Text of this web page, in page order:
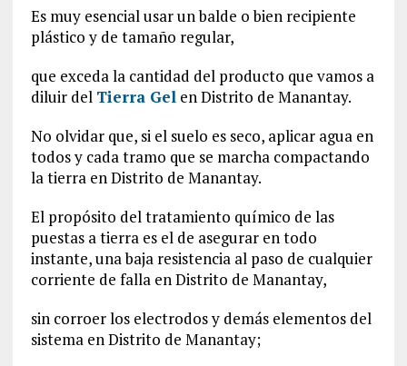
Es muy esencial usar un balde o bien recipiente
plástico y de tamaño regular,
que exceda la cantidad del producto que vamos a
diluir del Tierra Gelen Distrito de Manantay.
No olvidar que, si el suelo es seco, aplicar agua en
todos y cada tramo que se marcha compactando
la tierra en Distrito de Manantay.
El propósito del tratamiento químico de las
puestas a tierra es el de asegurar en todo
instante, una baja resistencia al paso de cualquier
corriente de falla en Distrito de Manantay,
sin corroer los electrodos y demás elementos del
sistema en Distrito de Manantay;